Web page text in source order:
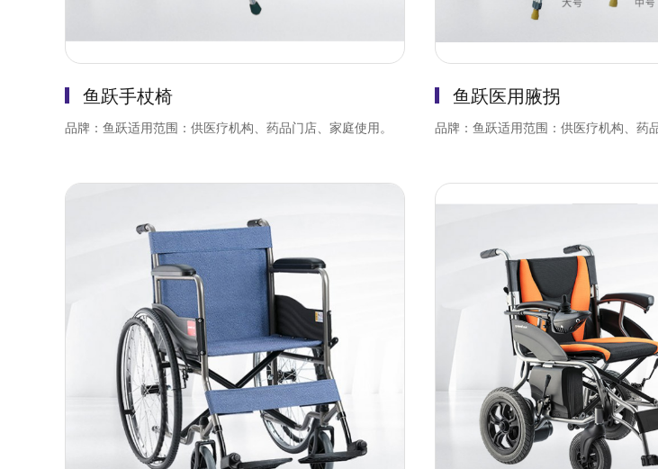
鱼跃手杖椅
品牌：鱼跃适用范围：供医疗机构、药品门店、家庭使用。
鱼跃医用腋拐
品牌：鱼跃适用范围：供医疗机构、药